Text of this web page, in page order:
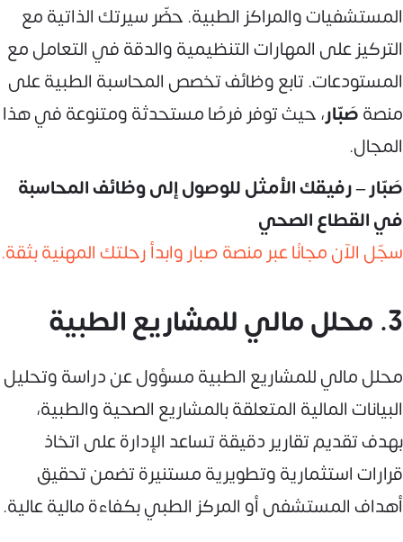
المستشفيات والمراكز الطبية. حضّر سيرتك الذاتية مع
التركيز على المهارات التنظيمية والدقة في التعامل مع
المستودعات. تابع وظائف تخصص المحاسبة الطبية على
منصةصَبّار، حيث توفر فرصًا مستحدثة ومتنوعة في هذا
المجال.
صَبّار – رفيقك الأمثل للوصول إلى وظائف المحاسبة
في القطاع الصحي
سجّل الآن مجانًا عبر منصة صبار وابدأ رحلتك المهنية بثقة.
3. محلل مالي للمشاريع الطبية
محلل مالي للمشاريع الطبية مسؤول عن دراسة وتحليل
البيانات المالية المتعلقة بالمشاريع الصحية والطبية،
بهدف تقديم تقارير دقيقة تساعد الإدارة على اتخاذ
قرارات استثمارية وتطويرية مستنيرة تضمن تحقيق
أهداف المستشفى أو المركز الطبي بكفاءة مالية عالية.